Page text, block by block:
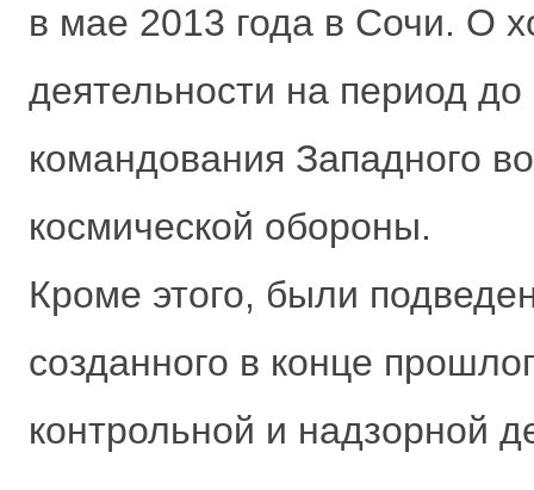
в мае 2013 года в Сочи. О
деятельности на период
командования Западного
космической обороны.
Кроме этого, были
созданного в конце
контрольной и надзорной